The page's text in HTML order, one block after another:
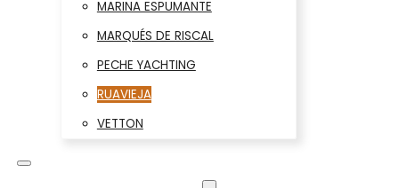
MARINA ESPUMANTE
MARQUÉS DE RISCAL
PECHE YACHTING
RUAVIEJA
VETTON